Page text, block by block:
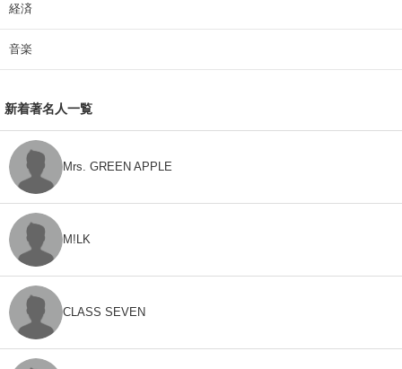
経済
音楽
新着著名人一覧
Mrs. GREEN APPLE
M!LK
CLASS SEVEN